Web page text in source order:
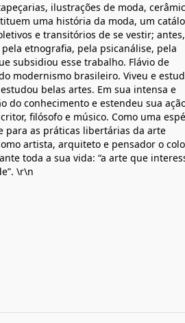
ilustrações de moda,
uma história da moda, um
e transitórios de se vestir; antes,
etnografia, pela psicanálise, pela
subsidiou esse trabalho. Flávio de
modernismo brasileiro. Viveu e
belas artes. Em sua intensa e
do conhecimento e estendeu sua
filósofo e músico. Como uma
as práticas libertárias da arte
artista, arquiteto e pensador o
toda a sua vida: “a arte que
\r\n